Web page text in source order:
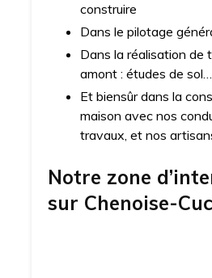
construire
Dans le pilotage
Dans la réalisation de
amont : études de sol…
Et biensûr dans la
maison avec nos
travaux, et nos
Notre zone
sur Chenoise-